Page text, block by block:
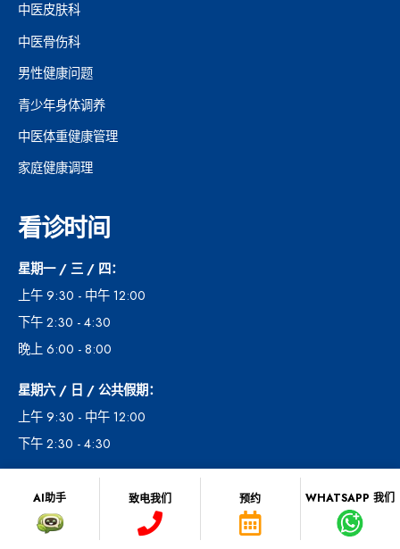
中医皮肤科
中医骨伤科
男性健康问题
青少年身体调养
中医体重健康管理
家庭健康调理
看诊时间
星期一 / 三 / 四：
上午 9:30 - 中午 12:00
下午 2:30 - 4:30
晚上 6:00 - 8:00
星期六 / 日 / 公共假期：
上午 9:30 - 中午 12:00
下午 2:30 - 4:30
我们的联系方式
AI助手 致电我们 预约 WHATSAPP 我们